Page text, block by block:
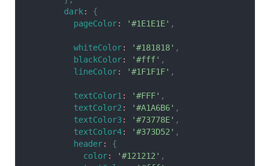
dark:
{
pageColor: '#1E1E1E' ,
whiteColor: '#181818' ,
blackColor: '#fff' ,
lineColor: '#1F1F1F' ,
textColor1 : '#FFF' ,
textColor2 : '#A1A6B6' ,
textColor3: '#73778E' ,
textColor4: '#373D52' ,
header:
{
color: '#121212' ,